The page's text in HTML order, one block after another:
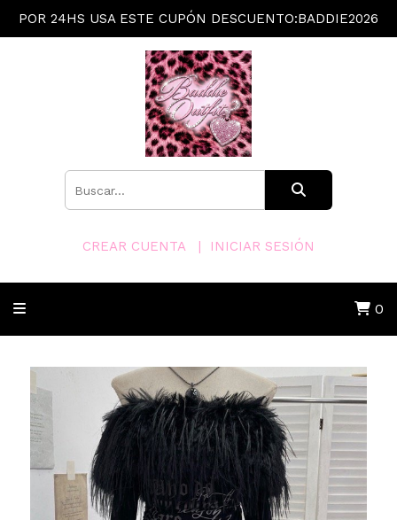
POR 24HS USA ESTE CUPÓN DESCUENTO:BADDIE2026
CREAR CUENTA INICIAR SESIÓN
0